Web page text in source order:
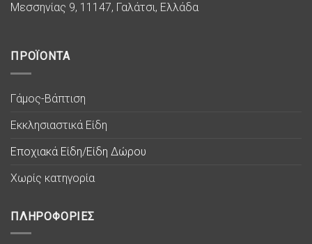
Μεσσηνίας 9, 11147, Γαλάτσι, Ελλάδα
ΠΡΟΪΟΝΤΑ
Γάμος-Βάπτιση
Εκκλησιαστικά Είδη
Εποχιακά Είδη/Είδη Δώρου
Χωρίς κατηγορία
ΠΛΗΡΟΦΟΡΙΕΣ